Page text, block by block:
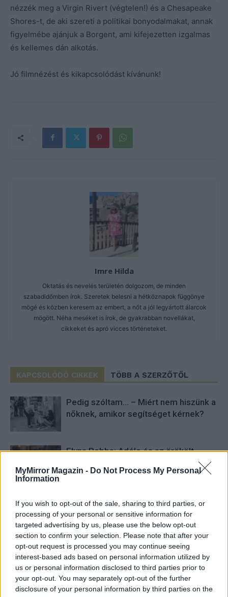
MyMirror Magazin - Do Not Process My Personal
Information
If you wish to opt-out of the sale, sharing to third parties, or
processing of your personal or sensitive information for
targeted advertising by us, please use the below opt-out
section to confirm your selection. Please note that after your
opt-out request is processed you may continue seeing
interest-based ads based on personal information utilized by
us or personal information disclosed to third parties prior to
your opt-out. You may separately opt-out of the further
disclosure of your personal information by third parties on the
nézzék meg a Virgin Rivert (végtelen!) és a Chesapeake
Shores-t, de aki szereti a politikai bonyodalmakat, annak
figyelmébe ajánjuk a Borgent, ami kifejezetten izgalmas
és kellemes dán alkotás.
Jó filmnézést és kikapcsolódást kívánunk!
Imre Hilda
Oktatás és nevelés területén dolgozom, de minden
szabadidőmben írok. Szeretek belesni a hétköznapok függönye
mögé és közben keresem az embert, a nőt a jól legyártott álarcok
mögött. Néha meséket is írok, de gyakrabban novellákat,
cikkeket és apró vicces történeteket.
KAPCSOLÓDÓ CIKKEK TÖBB A SZERZŐTŐL
Pedig szóltam… – Miért nem hiszünk a
nőknek, amikor segítséget kérnek?
Elyna Robbs: Adéle és az örökölt
A világ legismertebb ruhái
HOZZÁSZÓLOK A CIKKHEZ